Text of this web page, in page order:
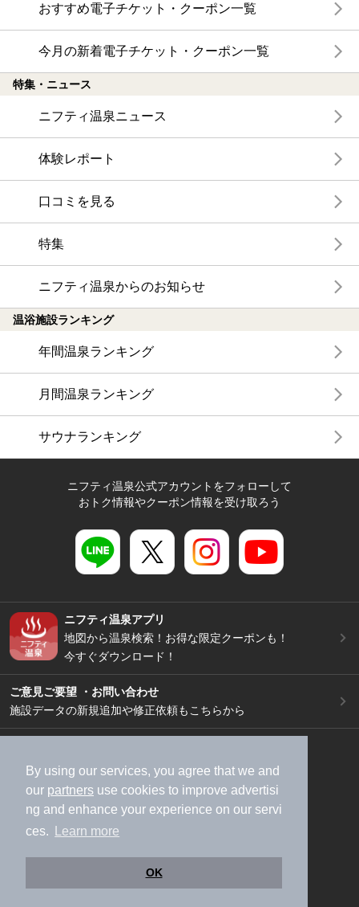
By using our services, you agree that we and
our partners use cookies to improve advertisi
ng and enhance your experience on our servi
ces.
Learn more
OK
おすすめ電子チケット・クーポン一覧
今月の新着電子チケット・クーポン一覧
特集・ニュース
ニフティ温泉ニュース
体験レポート
口コミを見る
特集
ニフティ温泉からのお知らせ
温浴施設ランキング
年間温泉ランキング
月間温泉ランキング
サウナランキング
ニフティ温泉公式アカウントをフォローして
おトク情報やクーポン情報を受け取ろう
ニフティ温泉アプリ
地図から温泉検索！お得な限定クーポンも！
今すぐダウンロード！
ご意見ご要望 ・お問い合わせ
施設データの新規追加や修正依頼もこちらから
加盟店募集（資料請求）
広告出稿のご案内
利用規約
ライフスタイルMEMBERS+規約
特定商取引法に基づく表記
ヘルプ
採用情報
運営会社